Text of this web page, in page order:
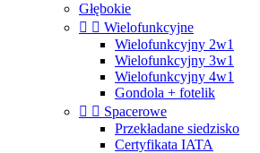
Głębokie
  Wielofunkcyjne
Wielofunkcyjny 2w1
Wielofunkcyjny 3w1
Wielofunkcyjny 4w1
Gondola + fotelik
  Spacerowe
Przekładane siedzisko
Certyfikata IATA